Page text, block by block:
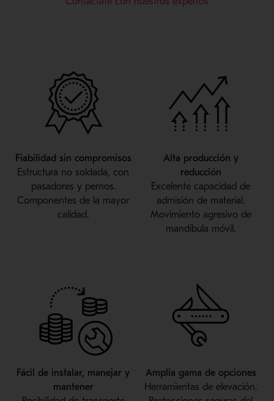
Fiabilidad sin compromisos
Estructura no soldada, con
pasadores y pernos.
Componentes de la mayor
calidad.
Alta producción y
reducción
Excelente capacidad de
admisión de material.
Movimiento agresivo de
mandíbula móvil.
Fácil de instalar, manejar y
mantener
Amplia gama de opciones
Herramientas de elevación.